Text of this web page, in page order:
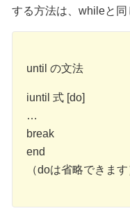
する方法は、whileと同
until の文法
iuntil 式 [do]
…
break
end
（doは省略できます